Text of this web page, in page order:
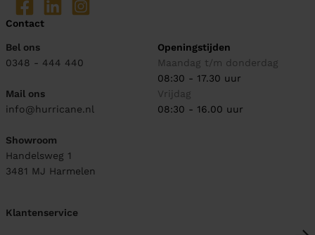
Contact
Bel ons
0348 - 444 440
Mail ons
info@hurricane.nl
Showroom
Handelsweg 1
3481 MJ Harmelen
Openingstijden
Maandag t/m donderdag
08:30 - 17.30 uur
Vrijdag
08:30 - 16.00 uur
Klantenservice